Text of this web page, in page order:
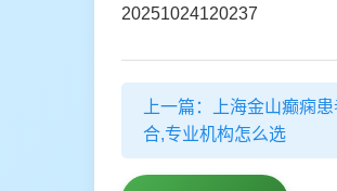
20251024120237
上一篇：上海金山癫痫
合,专业机构怎么选